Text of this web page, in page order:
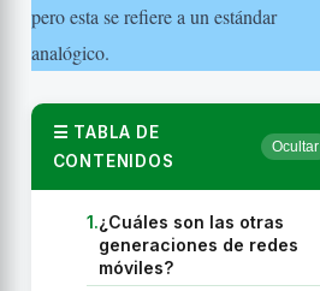
pero esta se refiere a un estándar
analógico.
TABLA DE
CONTENIDOS
Ocultar
1.¿Cuáles son las otras
generaciones de redes
móviles?